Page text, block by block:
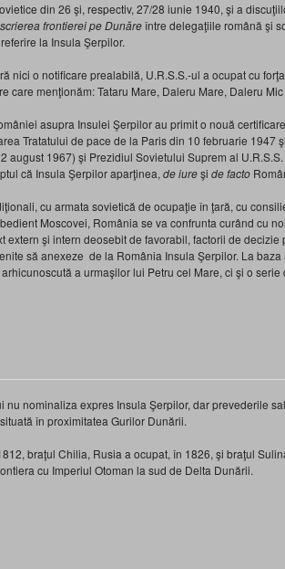
din 26 şi, respectiv, 27/28 iunie 1940, şi a
frontierei pe Dunăreîntre delegaţiile română şi
la Insula Şerpilor.
nici o notificare prealabilă, U.R.S.S.-ul a ocupat cu
care menţionăm: Tataru Mare, Daleru Mare, Daleru
asupra Insulei Şerpilor au primit o nouă
Tratatului de pace de la Paris din 10 februarie 1947
august 1967) şi Prezidiul Sovietului Suprem al
că Insula Şerpilor aparţinea, de iureşi de facto
cu armata sovietică de ocupaţie în ţară, cu
Moscovei, România se va confrunta curând cu
extern şi intern deosebit de favorabil, factorii de
să anexeze de la România Insula Şerpilor. La
a urmaşilor lui Petru cel Mare, ci şi o
nu nominaliza expres Insula Şerpilor, dar prevederile
în proximitatea Gurilor Dunării.
braţul Chilia, Rusia a ocupat, în 1826, şi braţul
cu Imperiul Otoman la sud de Delta Dunării.